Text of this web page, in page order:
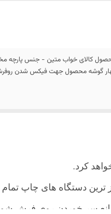
کالای خواب متین - جنس پارچه
چهار گوشه محصول جهت فیکس شدن
کرد.
ترین دستگاه های چاپ
سر خوردن روی فرش